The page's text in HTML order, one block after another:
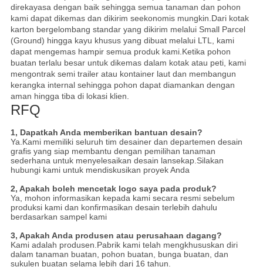
direkayasa dengan baik sehingga semua tanaman dan pohon
kami dapat dikemas dan dikirim seekonomis mungkin.Dari kotak
karton bergelombang standar yang dikirim melalui Small Parcel
(Ground) hingga kayu khusus yang dibuat melalui LTL, kami
dapat mengemas hampir semua produk kami.Ketika pohon
buatan terlalu besar untuk dikemas dalam kotak atau peti, kami
mengontrak semi trailer atau kontainer laut dan membangun
kerangka internal sehingga pohon dapat diamankan dengan
aman hingga tiba di lokasi klien.
RFQ
1, Dapatkah Anda memberikan bantuan desain?
Ya.Kami memiliki seluruh tim desainer dan departemen desain
grafis yang siap membantu dengan pemilihan tanaman
sederhana untuk menyelesaikan desain lansekap.Silakan
hubungi kami untuk mendiskusikan proyek Anda
2, Apakah boleh mencetak logo saya pada produk?
Ya, mohon informasikan kepada kami secara resmi sebelum
produksi kami dan konfirmasikan desain terlebih dahulu
berdasarkan sampel kami
3, Apakah Anda produsen atau perusahaan dagang?
Kami adalah produsen.Pabrik kami telah mengkhususkan diri
dalam tanaman buatan, pohon buatan, bunga buatan, dan
sukulen buatan selama lebih dari 16 tahun.